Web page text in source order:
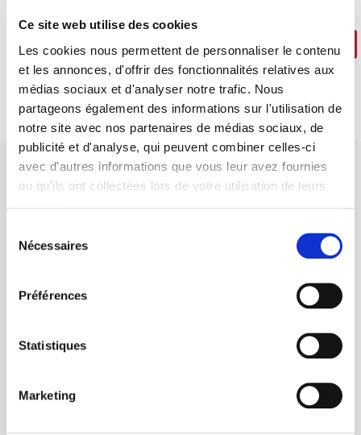
Ce site web utilise des cookies
Les cookies nous permettent de personnaliser le contenu
et les annonces, d'offrir des fonctionnalités relatives aux
médias sociaux et d'analyser notre trafic. Nous
partageons également des informations sur l'utilisation de
notre site avec nos partenaires de médias sociaux, de
publicité et d'analyse, qui peuvent combiner celles-ci
avec d'autres informations que vous leur avez fournies
ou qu'ils ont collectées lors de votre utilisation de leurs
Nécessaires
Préférences
Statistiques
Marketing
Continue shopping Proceed to checkout
SCIENCES PO UNIVERSITY PRESS has a threefold role: to publish
original research, to edit reference works for student use, and to
FOREIGN RIGHTS
CONDITIONS OF SALE